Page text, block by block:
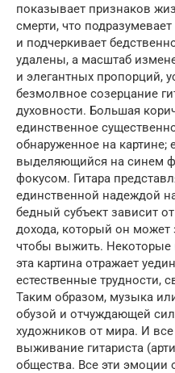
показывает признаков
смерти, что
и подчеркивает
удалены, а масштаб
и элегантных пропорций,
безмолвное созерцание
духовности. Большая
единственное
обнаруженное на картине;
выделяющийся на синем
фокусом. Гитара
единственной надеждой
бедный субъект зависит
дохода, который он может
чтобы выжить. Некоторые
эта картина отражает
естественные трудности,
Таким образом, музыка
обузой и отчуждающей
художников от мира. И
выживание гитариста
общества. Все эти эмоции